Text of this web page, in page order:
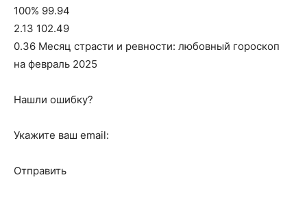
100% 99.94
2.13 102.49
0.36 Месяц страсти и ревности: любовный гороскоп
на февраль 2025
Нашли ошибку?
Укажите ваш email:
Отправить